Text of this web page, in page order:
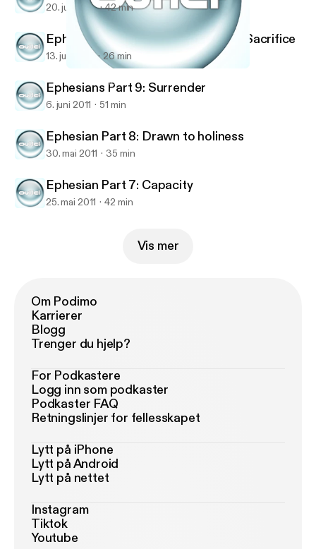
Outlet... Refuel
20. juni 2011 42 min
Ephesians Part 10: Submission and Sacrifice
13. juni 2011 26 min
Ephesians Part 9: Surrender
6. juni 2011 51 min
Ephesian Part 8: Drawn to holiness
30. mai 2011 35 min
Ephesian Part 7: Capacity
25. mai 2011 42 min
Vis mer
Om Podimo
Karrierer
Blogg
Trenger du hjelp?
For Podkastere
Logg inn som podkaster
Podkaster FAQ
Retningslinjer for fellesskapet
Lytt på iPhone
Lytt på Android
Lytt på nettet
Instagram
Tiktok
Youtube